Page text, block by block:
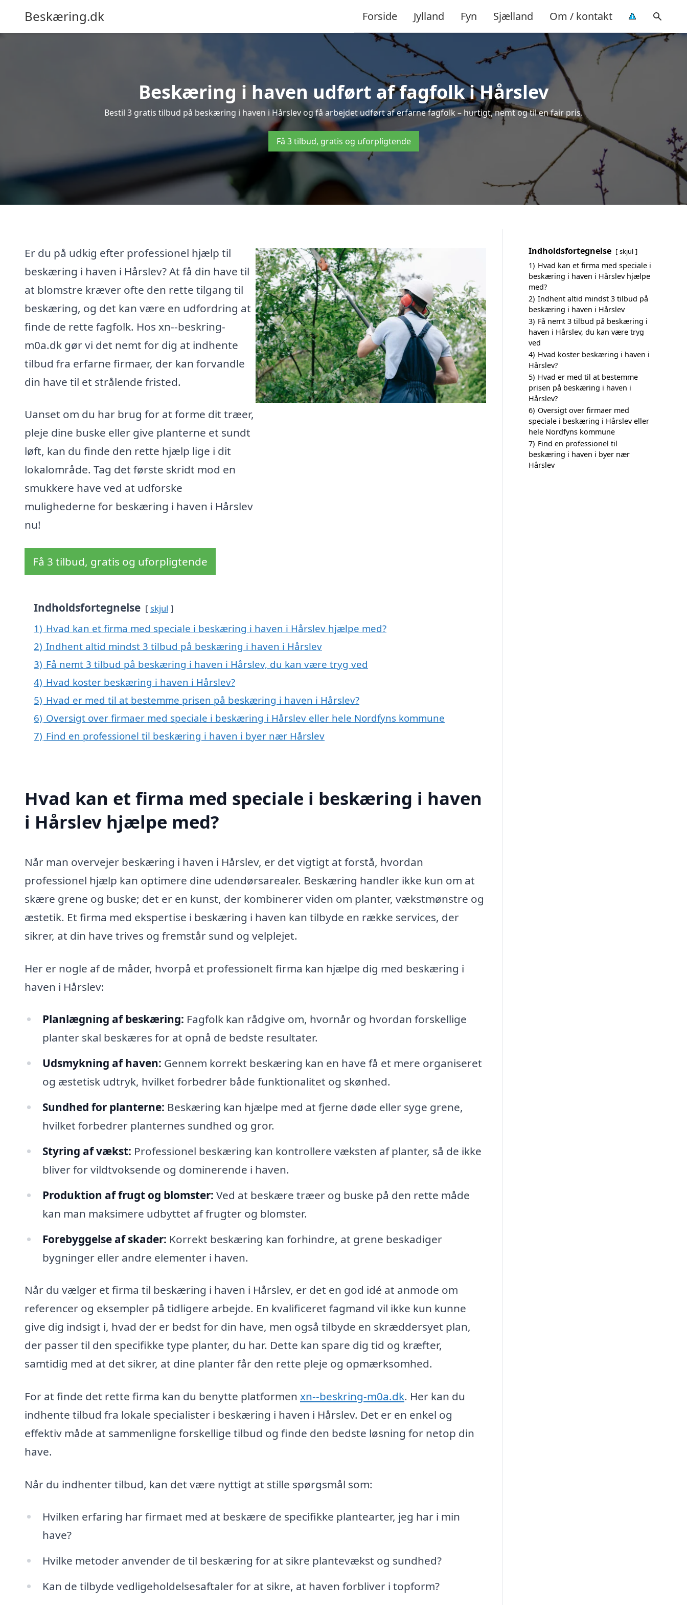
Beskæring.dk Forside Jylland Fyn Sjælland Om / kontakt
Beskæring i haven udført af fagfolk i Hårslev
Bestil 3 gratis tilbud på beskæring i haven i Hårslev og få arbejdet udført af erfarne fagfolk – hurtigt, nemt og til en fair pris.
Få 3 tilbud, gratis og uforpligtende
Er du på udkig efter professionel hjælp til
beskæring i haven i Hårslev? At få din have til
at blomstre kræver ofte den rette tilgang til
beskæring, og det kan være en udfordring at
finde de rette fagfolk. Hos xn--beskring-
m0a.dk gør vi det nemt for dig at indhente
tilbud fra erfarne firmaer, der kan forvandle
din have til et strålende fristed.
Uanset om du har brug for at forme dit træer,
pleje dine buske eller give planterne et sundt
løft, kan du finde den rette hjælp lige i dit
lokalområde. Tag det første skridt mod en
smukkere have ved at udforske
mulighederne for beskæring i haven i Hårslev
nu!
Få 3 tilbud, gratis og uforpligtende
Indholdsfortegnelse skjul
1) Hvad kan et firma med speciale i beskæring i haven i Hårslev hjælpe med?
2) Indhent altid mindst 3 tilbud på beskæring i haven i Hårslev
3) Få nemt 3 tilbud på beskæring i haven i Hårslev, du kan være tryg ved
4) Hvad koster beskæring i haven i Hårslev?
5) Hvad er med til at bestemme prisen på beskæring i haven i Hårslev?
6) Oversigt over firmaer med speciale i beskæring i Hårslev eller hele Nordfyns kommune
7) Find en professionel til beskæring i haven i byer nær Hårslev
Hvad kan et firma med speciale i beskæring i haven
i Hårslev hjælpe med?
Når man overvejer beskæring i haven i Hårslev, er det vigtigt at forstå, hvordan
professionel hjælp kan optimere dine udendørsarealer. Beskæring handler ikke kun om at
skære grene og buske; det er en kunst, der kombinerer viden om planter, vækstmønstre og
æstetik. Et firma med ekspertise i beskæring i haven kan tilbyde en række services, der
sikrer, at din have trives og fremstår sund og velplejet.
Her er nogle af de måder, hvorpå et professionelt firma kan hjælpe dig med beskæring i
haven i Hårslev:
Planlægning af beskæring: Fagfolk kan rådgive om, hvornår og hvordan forskellige
planter skal beskæres for at opnå de bedste resultater.
Udsmykning af haven: Gennem korrekt beskæring kan en have få et mere organiseret
og æstetisk udtryk, hvilket forbedrer både funktionalitet og skønhed.
Sundhed for planterne: Beskæring kan hjælpe med at fjerne døde eller syge grene,
hvilket forbedrer planternes sundhed og gror.
Styring af vækst: Professionel beskæring kan kontrollere væksten af planter, så de ikke
bliver for vildtvoksende og dominerende i haven.
Produktion af frugt og blomster: Ved at beskære træer og buske på den rette måde
kan man maksimere udbyttet af frugter og blomster.
Forebyggelse af skader: Korrekt beskæring kan forhindre, at grene beskadiger
bygninger eller andre elementer i haven.
Når du vælger et firma til beskæring i haven i Hårslev, er det en god idé at anmode om
referencer og eksempler på tidligere arbejde. En kvalificeret fagmand vil ikke kun kunne
give dig indsigt i, hvad der er bedst for din have, men også tilbyde en skræddersyet plan,
der passer til den specifikke type planter, du har. Dette kan spare dig tid og kræfter,
samtidig med at det sikrer, at dine planter får den rette pleje og opmærksomhed.
For at finde det rette firma kan du benytte platformen xn--beskring-m0a.dk. Her kan du
indhente tilbud fra lokale specialister i beskæring i haven i Hårslev. Det er en enkel og
effektiv måde at sammenligne forskellige tilbud og finde den bedste løsning for netop din
have.
Når du indhenter tilbud, kan det være nyttigt at stille spørgsmål som:
Hvilken erfaring har firmaet med at beskære de specifikke plantearter, jeg har i min
have?
Hvilke metoder anvender de til beskæring for at sikre plantevækst og sundhed?
Kan de tilbyde vedligeholdelsesaftaler for at sikre, at haven forbliver i topform?
Indholdsfortegnelse skjul
1) Hvad kan et firma med speciale i
beskæring i haven i Hårslev hjælpe
med?
2) Indhent altid mindst 3 tilbud på
beskæring i haven i Hårslev
3) Få nemt 3 tilbud på beskæring i
haven i Hårslev, du kan være tryg
ved
4) Hvad koster beskæring i haven i
Hårslev?
5) Hvad er med til at bestemme
prisen på beskæring i haven i
Hårslev?
6) Oversigt over firmaer med
speciale i beskæring i Hårslev eller
hele Nordfyns kommune
7) Find en professionel til
beskæring i haven i byer nær
Hårslev